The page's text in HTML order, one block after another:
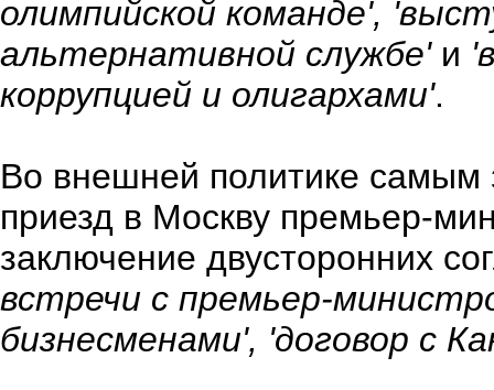
олимпийской команде',
альтернативной службе'и
коррупцией и олигархами'.
Во внешней политике
приезд в Москву премьер-
заключение двусторонних
встречи с премьер-
бизнесменами', 'договор с